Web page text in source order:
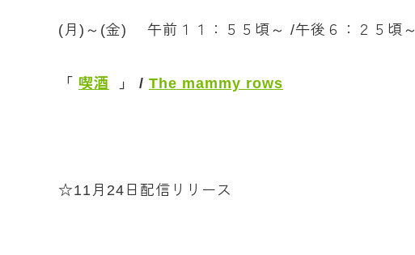
(月)～(金) 午前１１：５５頃～ /午後６：２５頃～
「 喫酒 」 / The mammy rows
☆11月24日配信リリース